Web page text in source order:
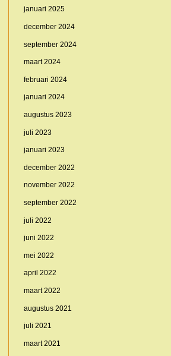
januari 2025
december 2024
september 2024
maart 2024
februari 2024
januari 2024
augustus 2023
juli 2023
januari 2023
december 2022
november 2022
september 2022
juli 2022
juni 2022
mei 2022
april 2022
maart 2022
augustus 2021
juli 2021
maart 2021